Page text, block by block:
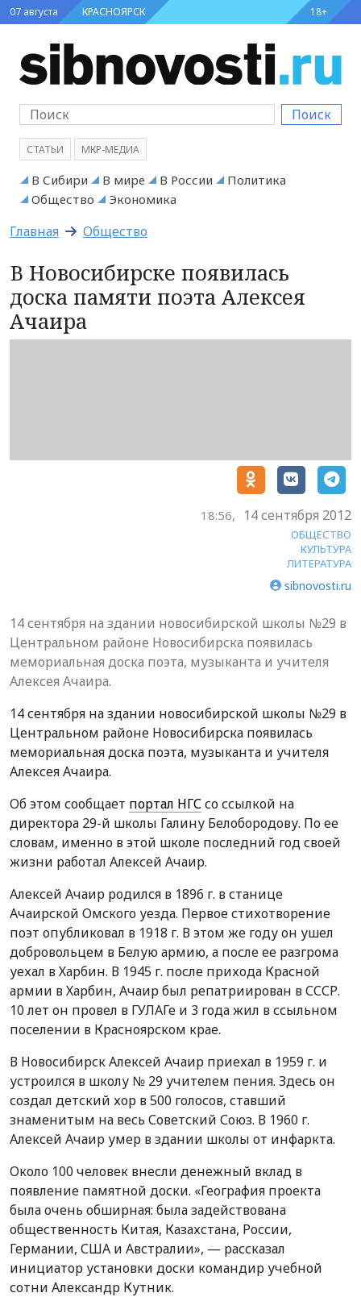
07 августа КРАСНОЯРСК 18+
Поиск
СТАТЬИ МКР-МЕДИА
В Сибири В мире В России
Политика
Общество
Экономика
Главная Общество
В Новосибирске появилась
доска памяти поэта Алексея
Ачаира
18:56, 14 сентября 2012
ОБЩЕСТВО
КУЛЬТУРА
ЛИТЕРАТУРА
sibnovosti.ru
14 сентября на здании новосибирской школы №29 в
Центральном районе Новосибирска появилась
мемориальная доска поэта, музыканта и учителя
Алексея Ачаира.
14 сентября на здании новосибирской школы №29 в
Центральном районе Новосибирска появилась
мемориальная доска поэта, музыканта и учителя
Алексея Ачаира.
Об этом сообщает портал НГСсо ссылкой на
директора 29-й школы Галину Белобородову. По ее
словам, именно в этой школе последний год своей
жизни работал Алексей Ачаир.
Алексей Ачаир родился в 1896 г. в станице
Ачаирской Омского уезда. Первое стихотворение
поэт опубликовал в 1918 г. В этом же году он ушел
добровольцем в Белую армию, а после ее разгрома
уехал в Харбин. В 1945 г. после прихода Красной
армии в Харбин, Ачаир был репатриирован в СССР.
10 лет он провел в ГУЛАГе и 3 года жил в ссыльном
поселении в Красноярском крае.
В Новосибирск Алексей Ачаир приехал в 1959 г. и
устроился в школу № 29 учителем пения. Здесь он
создал детский хор в 500 голосов, ставший
знаменитым на весь Советский Союз. В 1960 г.
Алексей Ачаир умер в здании школы от инфаркта.
Около 100 человек внесли денежный вклад в
появление памятной доски. «География проекта
была очень обширная: была задействована
общественность Китая, Казахстана, России,
Германии, США и Австралии», — рассказал
инициатор установки доски командир учебной
сотни Александр Кутник.